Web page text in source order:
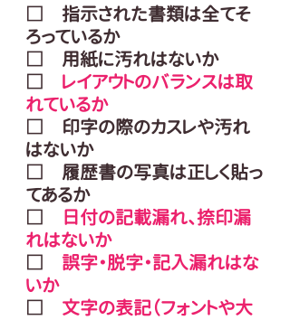
□　指示された書類は全てそ
ろっているか
□　用紙に汚れはないか
□ レイアウトのバランスは取
れているか
□　印字の際のカスレや汚れ
はないか
□　履歴書の写真は正しく貼っ
てあるか
□
日付の記載漏れ、捺印漏
れはないか
□ 誤字・脱字・記入漏れはな
いか
□ 文字の表記（フォントや大